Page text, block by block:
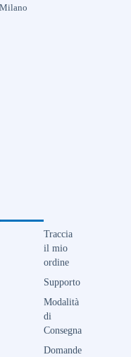
Traccia
il mio
ordine
Supporto
Modalità
di
Consegna
Domande